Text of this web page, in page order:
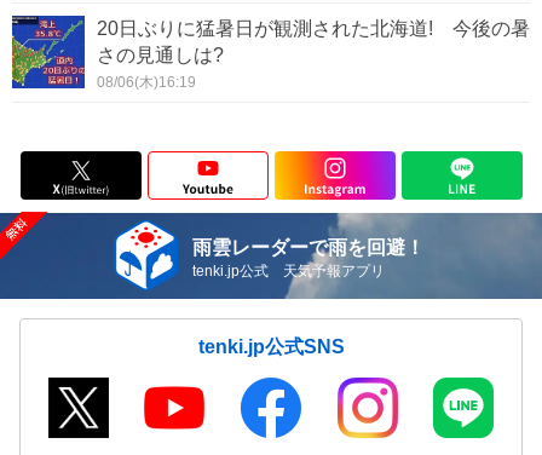
20日ぶりに猛暑日が観測された北海道! 今後の暑
さの見通しは?
08/06(木)16:19
雨雲レーダーで雨を回避！
tenki.jp公式 天気予報アプリ
tenki.jp公式SNS